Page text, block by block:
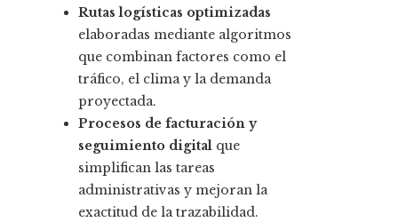
Rutas logísticas optimizadas
elaboradas mediante algoritmos
que combinan factores como el
tráfico, el clima y la demanda
proyectada.
Procesos de facturación y
seguimiento digital que
simplifican las tareas
administrativas y mejoran la
exactitud de la trazabilidad.